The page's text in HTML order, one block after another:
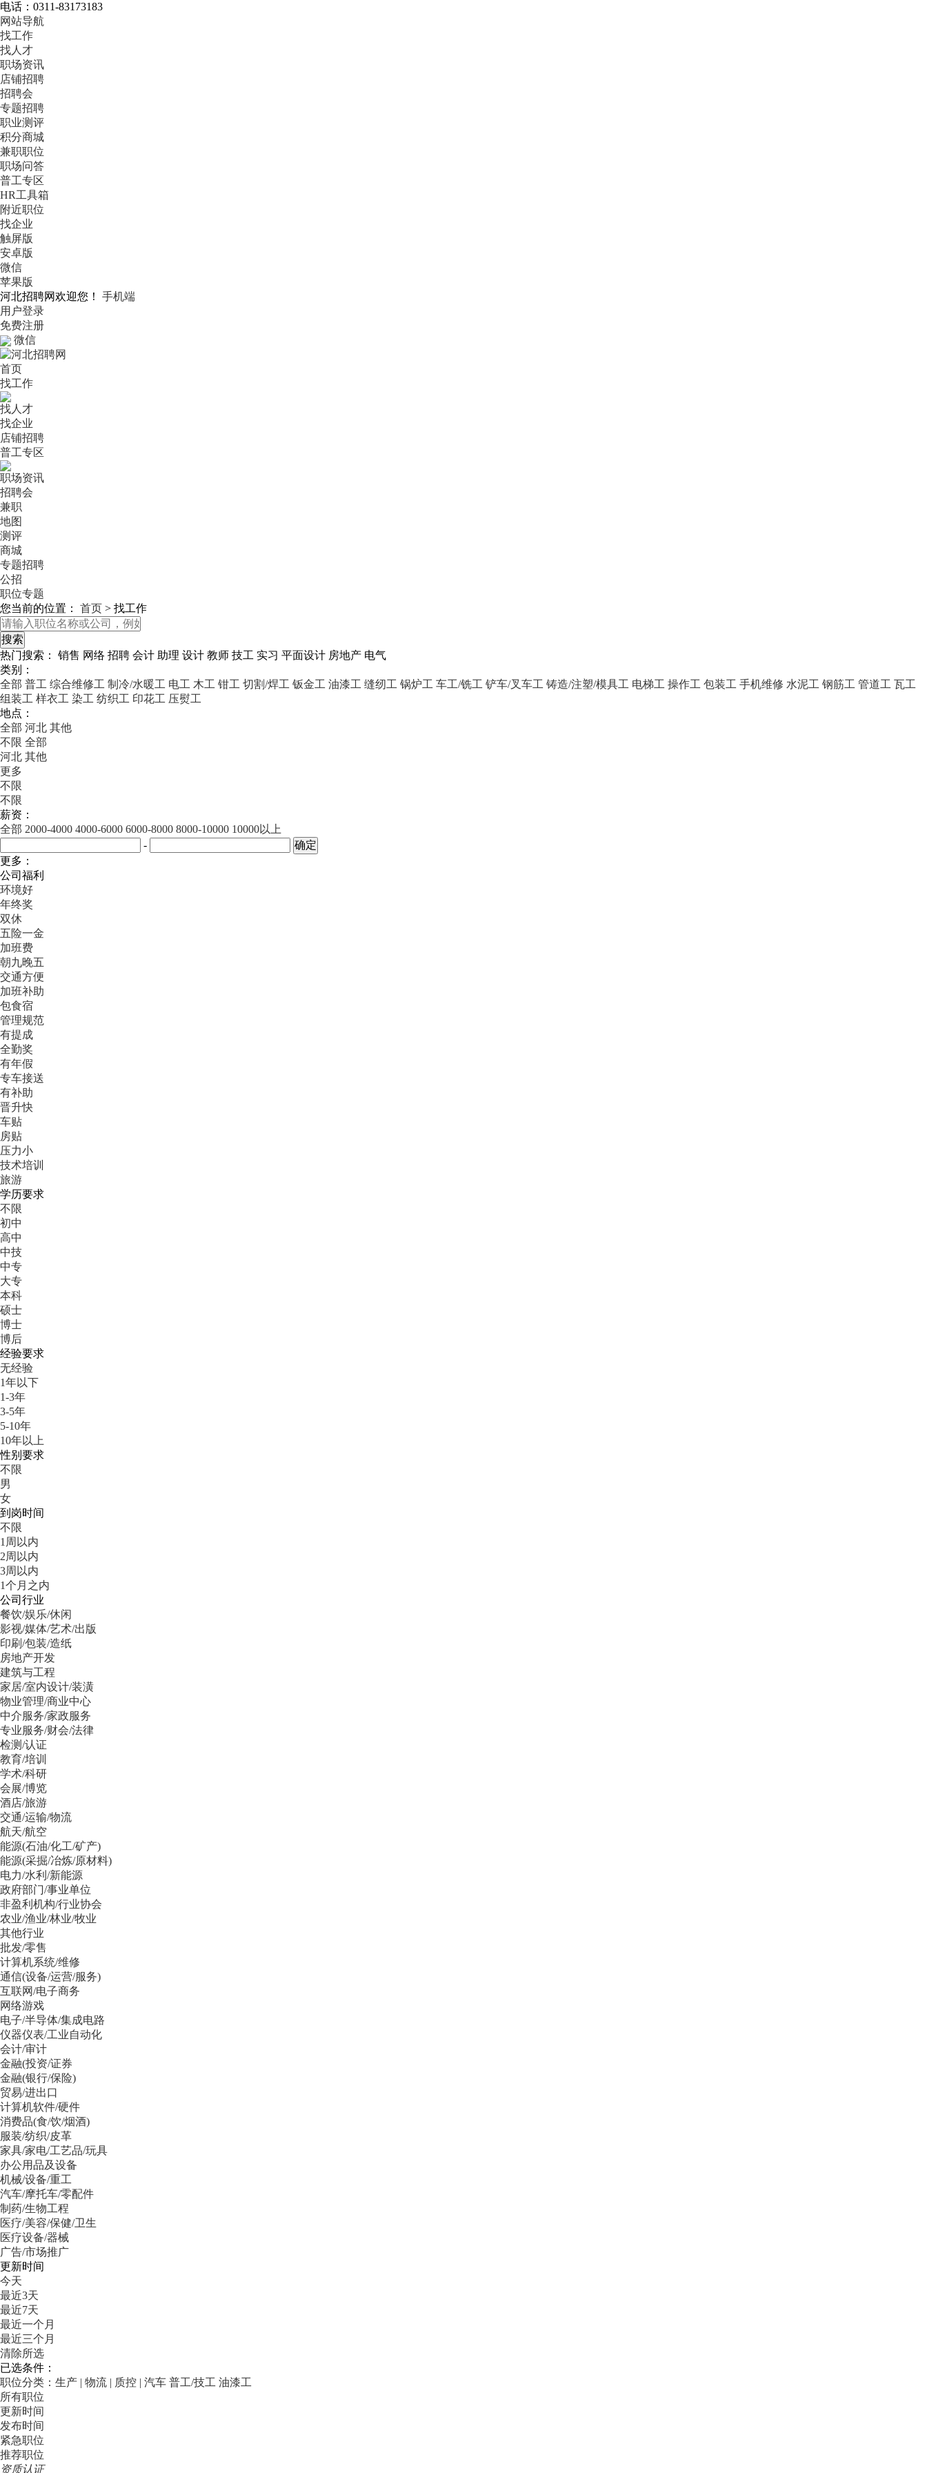
电话：0311-83173183
网站导航
找工作
找人才
职场资讯
店铺招聘
招聘会
专题招聘
职业测评
积分商城
兼职职位
职场问答
普工专区
HR工具箱
附近职位
找企业
触屏版
安卓版
微信
苹果版
河北招聘网欢迎您！
手机端
用户登录
免费注册
微信
首页
找工作
找人才
找企业
店铺招聘
普工专区
职场资讯
招聘会
兼职
地图
测评
商城
专题招聘
公招
职位专题
您当前的位置： 首页 > 找工作
热门搜索： 销售 网络 招聘 会计 助理 设计 教师 技工 实习 平面设计 房地产 电气
类别：
全部 普工 综合维修工 制冷/水暖工 电工 木工 钳工 切割/焊工 钣金工 油漆工 缝纫工 锅炉工 车工/铣工 铲车/叉车工 铸造/注塑/模具工 电梯工 操作工 包装工 手机维修 水泥工 钢筋工 管道工 瓦工
组装工 样衣工 染工 纺织工 印花工 压熨工
地点：
全部 河北 其他
不限 全部
河北 其他
更多
不限
不限
薪资：
全部 2000-4000 4000-6000 6000-8000 8000-10000 10000以上
-
更多：
公司福利
环境好
年终奖
双休
五险一金
加班费
朝九晚五
交通方便
加班补助
包食宿
管理规范
有提成
全勤奖
有年假
专车接送
有补助
晋升快
车贴
房贴
压力小
技术培训
旅游
学历要求
不限
初中
高中
中技
中专
大专
本科
硕士
博士
博后
经验要求
无经验
1年以下
1-3年
3-5年
5-10年
10年以上
性别要求
不限
男
女
到岗时间
不限
1周以内
2周以内
3周以内
1个月之内
公司行业
餐饮/娱乐/休闲
影视/媒体/艺术/出版
印刷/包装/造纸
房地产开发
建筑与工程
家居/室内设计/装潢
物业管理/商业中心
中介服务/家政服务
专业服务/财会/法律
检测/认证
教育/培训
学术/科研
会展/博览
酒店/旅游
交通/运输/物流
航天/航空
能源(石油/化工/矿产)
能源(采掘/冶炼/原材料)
电力/水利/新能源
政府部门/事业单位
非盈利机构/行业协会
农业/渔业/林业/牧业
其他行业
批发/零售
计算机系统/维修
通信(设备/运营/服务)
互联网/电子商务
网络游戏
电子/半导体/集成电路
仪器仪表/工业自动化
会计/审计
金融(投资/证券
金融(银行/保险)
贸易/进出口
计算机软件/硬件
消费品(食/饮/烟酒)
服装/纺织/皮革
家具/家电/工艺品/玩具
办公用品及设备
机械/设备/重工
汽车/摩托车/零配件
制药/生物工程
医疗/美容/保健/卫生
医疗设备/器械
广告/市场推广
更新时间
今天
最近3天
最近7天
最近一个月
最近三个月
清除所选
已选条件：
职位分类：生产 | 物流 | 质控 | 汽车 普工/技工 油漆工
所有职位
更新时间
发布时间
紧急职位
推荐职位
资质认证